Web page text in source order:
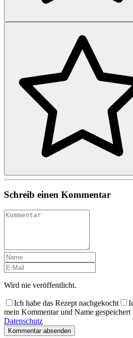
Schreib einen Kommentar
Wird nie veröffentlicht.
Ich habe das Rezept nachgekocht
mein Kommentar und Name
Datenschutz
Kommentar absenden